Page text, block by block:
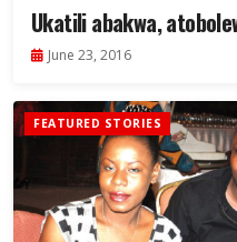
Ukatili abakwa,
June 23, 2016
FEATURED STORIES